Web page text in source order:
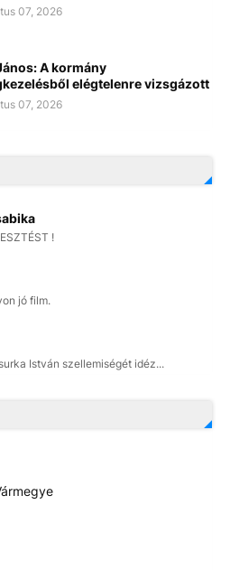
07, 2026
A kormány
elégtelenre vizsgázott
07, 2026
!
jó film.
István szellemiségét idéz...